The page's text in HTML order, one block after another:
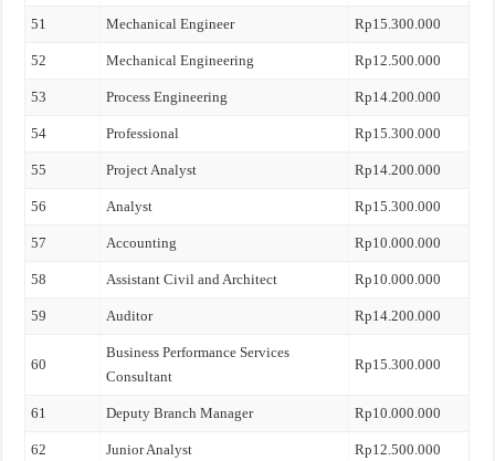
51 Mechanical Engineer Rp15.300.000
52 Mechanical Engineering Rp12.500.000
53 Process Engineering Rp14.200.000
54 Professional Rp15.300.000
55 Project Analyst Rp14.200.000
56 Analyst Rp15.300.000
57 Accounting Rp10.000.000
58 Assistant Civil and Architect Rp10.000.000
59 Auditor Rp14.200.000
60
Business Performance Services
Consultant
Rp15.300.000
61 Deputy Branch Manager Rp10.000.000
62 Junior Analyst Rp12.500.000